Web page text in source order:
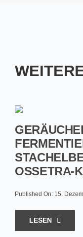
OSSETRA-
Published On: 15.
LESEN